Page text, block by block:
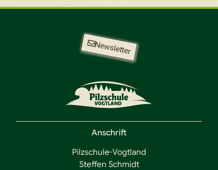
Newsletter
Anschrift
Pilzschule-Vogtland
Steffen Schmidt